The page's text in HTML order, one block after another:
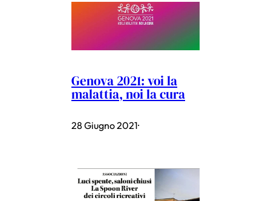
Genova 2021: voi la
malattia, noi la cura
28 Giugno 2021·